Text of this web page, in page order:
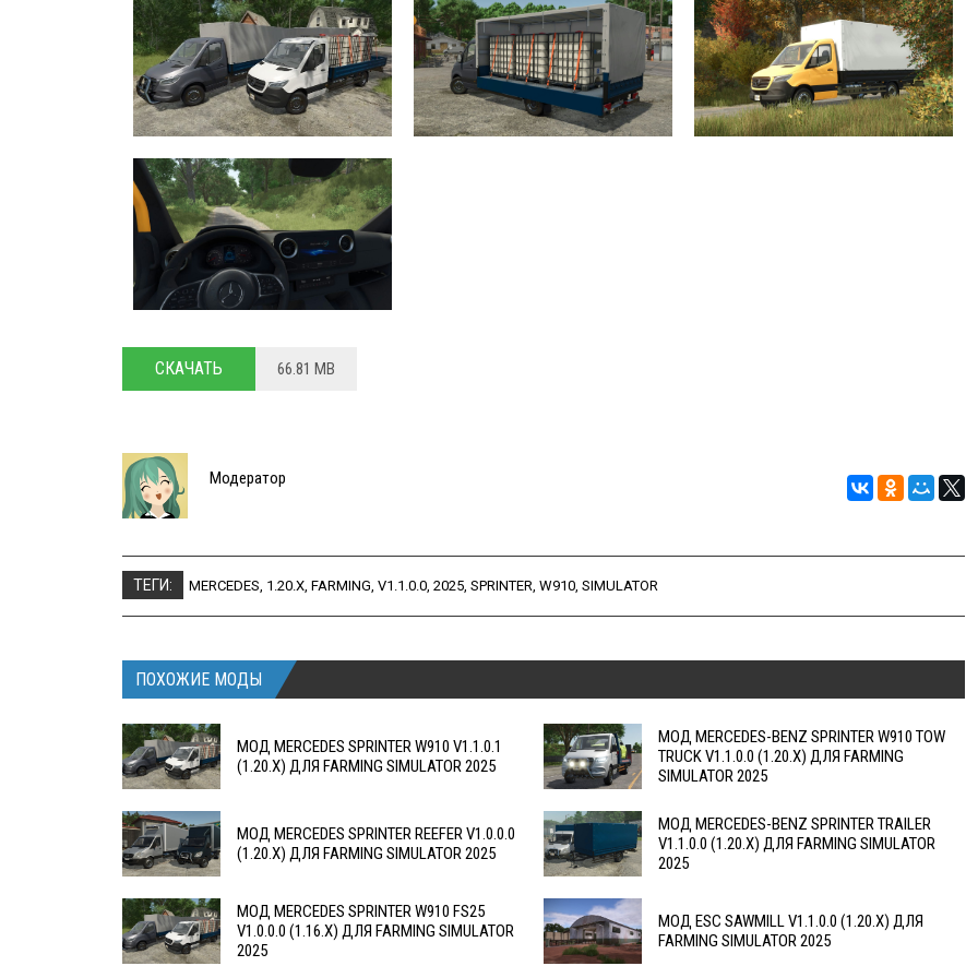
СКАЧАТЬ 66.81 MB
Модератор
ТЕГИ: MERCEDES, 1.20.X, FARMING, V1.1.0.0, 2025, SPRINTER, W910, SIMULATOR
ПОХОЖИЕ МОДЫ
МОД MERCEDES SPRINTER W910 V1.1.0.1
(1.20.X) ДЛЯ FARMING SIMULATOR 2025
МОД MERCEDES-BENZ SPRINTER W910 TOW
TRUCK V1.1.0.0 (1.20.X) ДЛЯ FARMING
SIMULATOR 2025
МОД MERCEDES SPRINTER REEFER V1.0.0.0
(1.20.X) ДЛЯ FARMING SIMULATOR 2025
МОД MERCEDES-BENZ SPRINTER TRAILER
V1.1.0.0 (1.20.X) ДЛЯ FARMING SIMULATOR
2025
МОД MERCEDES SPRINTER W910 FS25
V1.0.0.0 (1.16.X) ДЛЯ FARMING SIMULATOR
2025
МОД ESC SAWMILL V1.1.0.0 (1.20.X) ДЛЯ
FARMING SIMULATOR 2025